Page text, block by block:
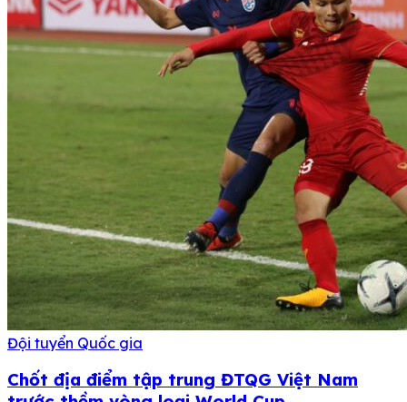
Đội tuyển Quốc gia
Chốt địa điểm tập trung ĐTQG Việt Nam